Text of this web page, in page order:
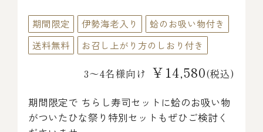
期間限定 伊勢海老入り
蛤のお吸い物付き
送料無料
お召し上がり方のしおり付き
3～4名様向け ￥14,580(税込)
期間限定で ちらし寿司セットに蛤のお吸い物
がついたひな祭り特別セットもぜひご検討く